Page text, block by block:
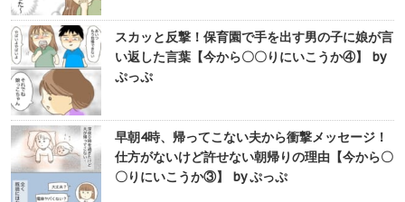
スカッと反撃！保育園で手を出す男の子に娘が言
い返した言葉【今から〇〇りにいこうか④】 by
ぷっぷ
早朝4時、帰ってこない夫から衝撃メッセージ！
仕方がないけど許せない朝帰りの理由【今から〇
〇りにいこうか③】 by ぷっぷ